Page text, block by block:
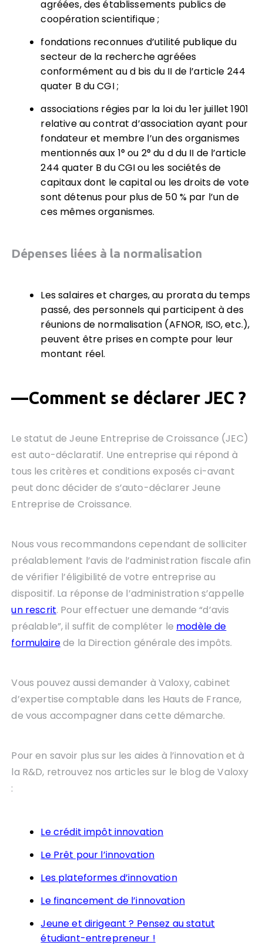
agréées, des établissements publics de
coopération scientifique ;
fondations reconnues d’utilité publique du
secteur de la recherche agréées
conformément au d bis du II de l’article 244
quater B du CGI ;
associations régies par la loi du 1er juillet 1901
relative au contrat d’association ayant pour
fondateur et membre l’un des organismes
mentionnés aux 1° ou 2° du d du II de l’article
244 quater B du CGI ou les sociétés de
capitaux dont le capital ou les droits de vote
sont détenus pour plus de 50 % par l’un de
ces mêmes organismes.
Dépenses liées à la normalisation
Les salaires et charges, au prorata du temps
passé, des personnels qui participent à des
réunions de normalisation (AFNOR, ISO, etc.),
peuvent être prises en compte pour leur
montant réel.
—Comment se déclarer JEC ?
Le statut de Jeune Entreprise de Croissance (JEC)
est auto-déclaratif. Une entreprise qui répond à
tous les critères et conditions exposés ci-avant
peut donc décider de s’auto-déclarer Jeune
Entreprise de Croissance.
Nous vous recommandons cependant de solliciter
préalablement l’avis de l’administration fiscale afin
de vérifier l’éligibilité de votre entreprise au
dispositif. La réponse de l’administration s’appelle
un rescrit. Pour effectuer une demande “d’avis
préalable”, il suffit de compléter le modèle de
formulairede la Direction générale des impôts.
Vous pouvez aussi demander à Valoxy, cabinet
d’expertise comptable dans les Hauts de France,
de vous accompagner dans cette démarche.
Pour en savoir plus sur les aides à l’innovation et à
la R&D, retrouvez nos articles sur le blog de Valoxy
:
Le crédit impôt innovation
Le Prêt pour l’innovation
Les plateformes d’innovation
Le financement de l’innovation
Jeune et dirigeant ? Pensez au statut
étudiant-entrepreneur !